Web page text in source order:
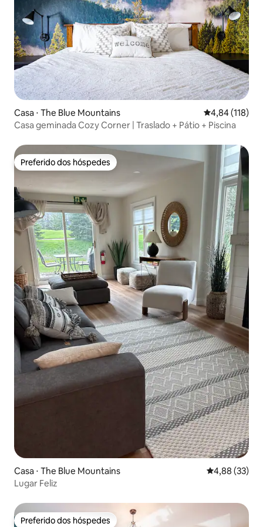
Casa ⋅ The Blue Mountains 4,84 de uma
4,84 (118)
Casa geminada Cozy Corner | Traslado + Pátio + Piscina
Preferido dos hóspedes
Preferido dos hóspedes
Casa ⋅ The Blue Mountains 4,88 de uma
4,88 (33)
Lugar Feliz
Preferido dos hóspedes